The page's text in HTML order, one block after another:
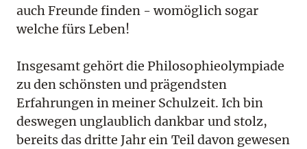
auch Freunde finden - womöglich sogar
welche fürs Leben!
Insgesamt gehört die Philosophieolympiade
zu den schönsten und prägendsten
Erfahrungen in meiner Schulzeit. Ich bin
deswegen unglaublich dankbar und stolz,
bereits das dritte Jahr ein Teil davon gewesen